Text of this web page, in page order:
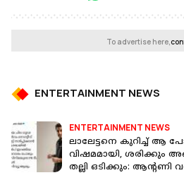
To advertise here,
ENTERTAINMENT NEWS
ENTERTAINMENT NEWS
ലാലേട്ടനെ കുറിച്ച് ആ
വിഷമമായി, ശരിക്കും
തല്ലി ഒടിക്കും: ആന്റണി